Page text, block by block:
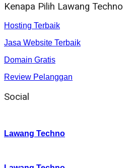
Kenapa Pilih Lawang Techno
Hosting Terbaik
Jasa Website Terbaik
Domain Gratis
Review Pelanggan
Social
Lawang Techno